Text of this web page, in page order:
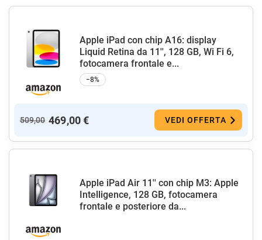
Apple iPad con chip A16: display
Liquid Retina da 11'', 128 GB, Wi Fi 6,
fotocamera frontale e...
−8%
509,00 469,00 € VEDI OFFERTA
Apple iPad Air 11'' con chip M3: Apple
Intelligence, 128 GB, fotocamera
frontale e posteriore da...